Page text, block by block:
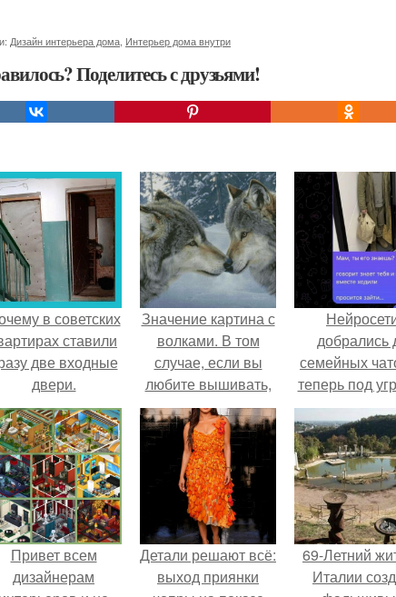
Дизайн интерьера дома Интерьер дома внутри
Поделитесь с друзьями!
в советских
ставили
две входные
двери.
Значение картина с
волками. В том
случае, если вы
любите вышивать,
то наверняка
задумывались о
том, что означает та
или иная вышитая
вами картина.
добрались
семейных
теперь под
мамины
Привет всем
дизайнерам
Детали решают всё:
выход приянки
69-Летний
Италии